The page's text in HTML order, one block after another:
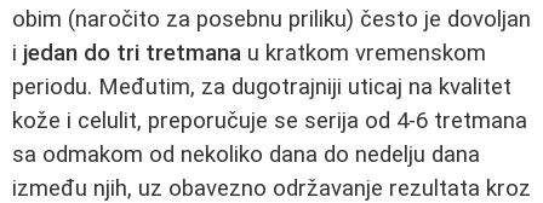
obim (naročito za posebnu priliku) često je dovoljan
i jedan do tri tretmana u kratkom vremenskom
periodu. Međutim, za dugotrajniji uticaj na kvalitet
kože i celulit, preporučuje se serija od 4-6 tretmana
sa odmakom od nekoliko dana do nedelju dana
između njih, uz obavezno održavanje rezultata kroz